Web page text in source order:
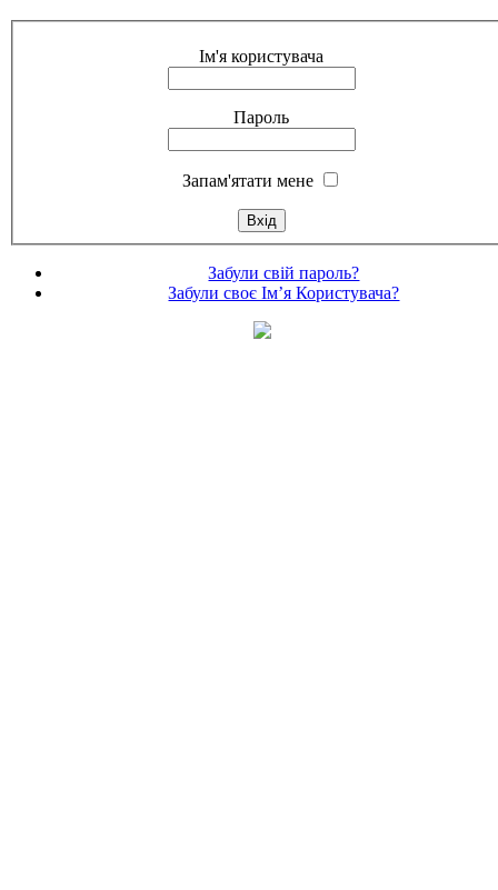
Ім'я користувача
Пароль
Запам'ятати мене
Забули свій пароль?
Забули своє Ім’я Користувача?